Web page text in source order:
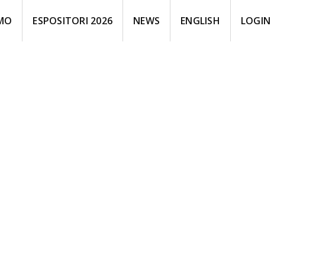
ESPOSITORI 2026 NEWS ENGLISH LOGIN